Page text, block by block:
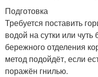
Подготовка
Требуется поставить
водой на сутки или
бережного отделения
метод подойдёт, если
поражён гнилью.